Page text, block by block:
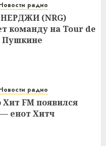
радио
(NRG)
команду на Tour de
Пушкине
радио
FM появился
енот Хитч